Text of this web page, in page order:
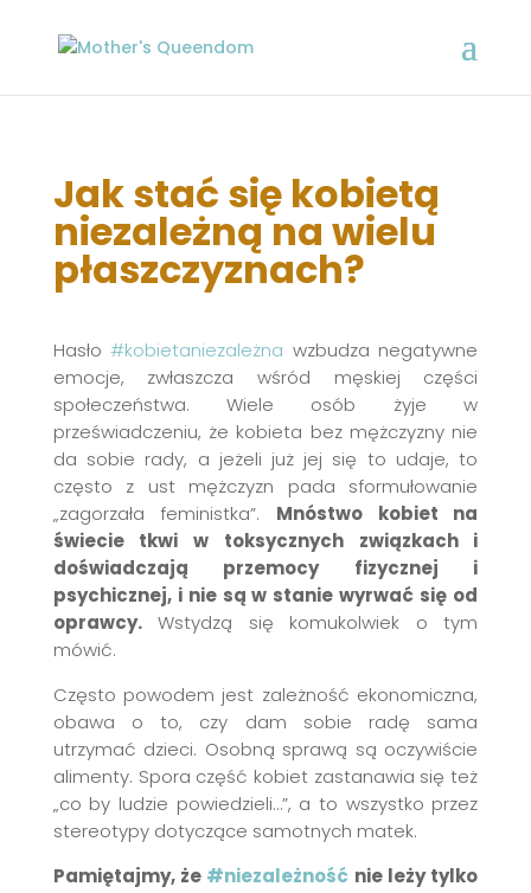
Jak stać się kobietą
niezależną na wielu
płaszczyznach?
Hasło#kobietaniezależna wzbudza negatywne
emocje, zwłaszcza wśród męskiej części
społeczeństwa. Wiele osób żyje w
przeświadczeniu, że kobieta bez mężczyzny nie
da sobie rady, a jeżeli już jej się to udaje, to
często z ust mężczyzn pada sformułowanie
„zagorzała feministka”. Mnóstwo kobiet na
świecie tkwi w toksycznych związkach i
doświadczają przemocy fizycznej i
psychicznej, i nie są w stanie wyrwać się od
oprawcy.Wstydzą się komukolwiek o tym
mówić.
Często powodem jest zależność ekonomiczna,
obawa o to, czy dam sobie radę sama
utrzymać dzieci. Osobną sprawą są oczywiście
alimenty. Spora część kobiet zastanawia się też
„co by ludzie powiedzieli…”, a to wszystko przez
stereotypy dotyczące samotnych matek.
Pamiętajmy, że #niezależność nie leży tylko